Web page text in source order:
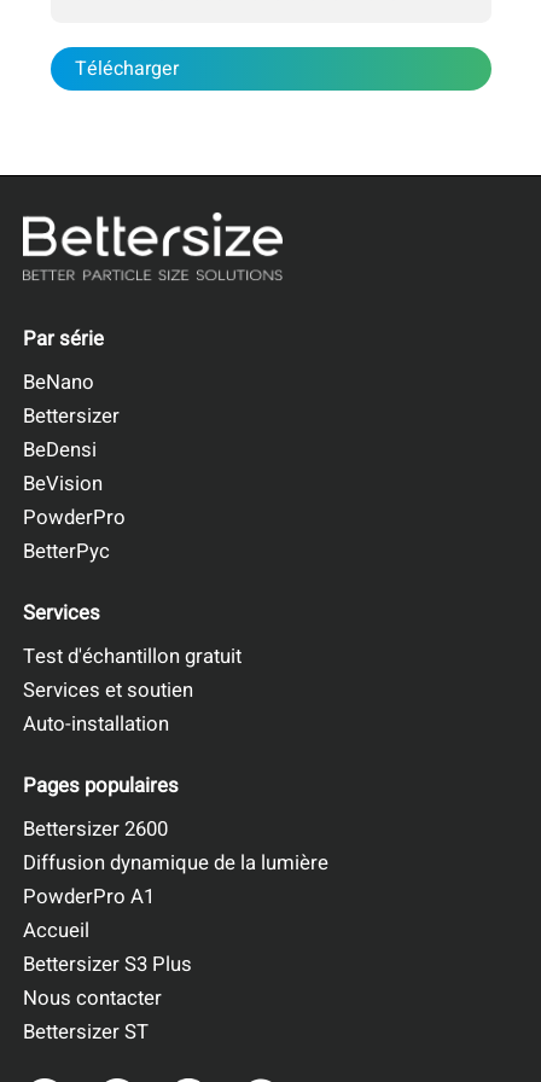
Télécharger
Par série
BeNano
Bettersizer
BeDensi
BeVision
PowderPro
BetterPyc
Services
Test d'échantillon gratuit
Services et soutien
Auto-installation
Pages populaires
Bettersizer 2600
Diffusion dynamique de la lumière
PowderPro A1
Accueil
Bettersizer S3 Plus
Nous contacter
Bettersizer ST